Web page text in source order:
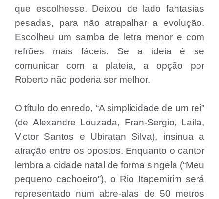
que escolhesse. Deixou de lado fantasias
pesadas, para não atrapalhar a evolução.
Escolheu um samba de letra menor e com
refrões mais fáceis. Se a ideia é se
comunicar com a plateia, a opção por
Roberto não poderia ser melhor.
O título do enredo, “A simplicidade de um rei”
(de Alexandre Louzada, Fran-Sergio, Laíla,
Victor Santos e Ubiratan Silva), insinua a
atração entre os opostos. Enquanto o cantor
lembra a cidade natal de forma singela (“Meu
pequeno cachoeiro”), o Rio Itapemirim será
representado num abre-alas de 50 metros